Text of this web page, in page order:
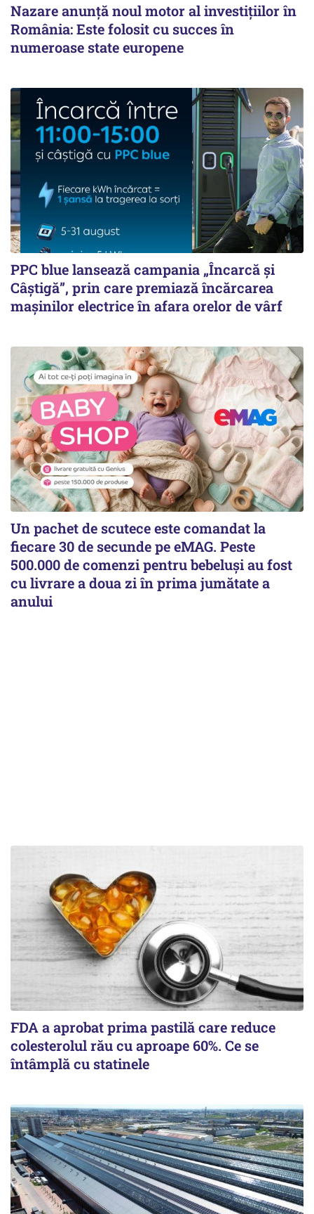
Nazare anunță noul motor al investițiilor în
România: Este folosit cu succes în
numeroase state europene
PPC blue lansează campania „Încarcă și
Câștigă”, prin care premiază încărcarea
mașinilor electrice în afara orelor de vârf
Un pachet de scutece este comandat la
fiecare 30 de secunde pe eMAG. Peste
500.000 de comenzi pentru bebeluși au fost
cu livrare a doua zi în prima jumătate a
anului
FDA a aprobat prima pastilă care reduce
colesterolul rău cu aproape 60%. Ce se
întâmplă cu statinele